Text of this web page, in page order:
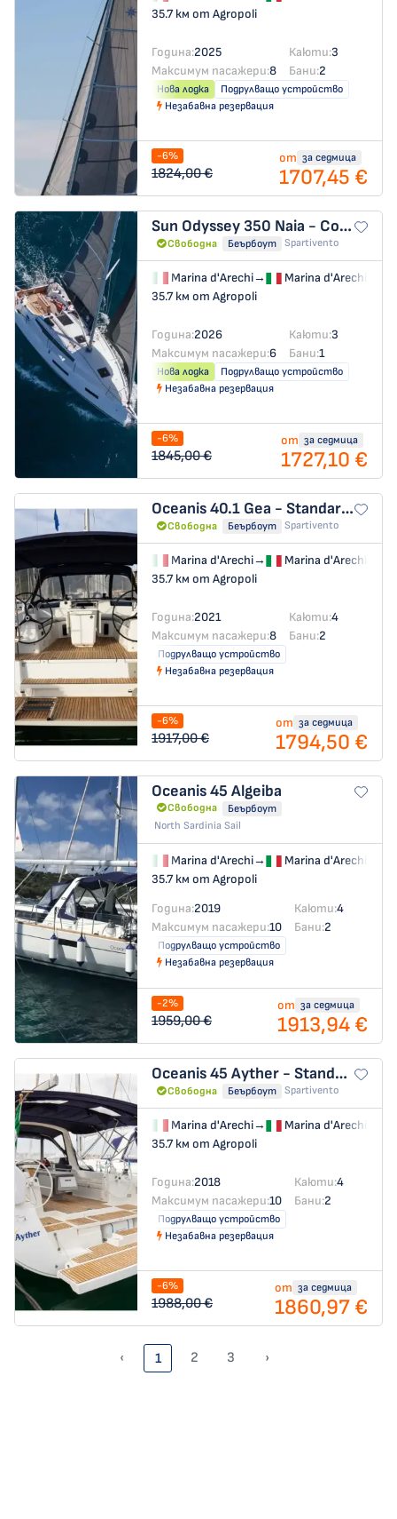
35.7 км от Agropoli
Година:2025 Каюти:3
Максимум пасажери:8 Бани:2
Нова лодка
Подрулващо устройство
Незабавна резервация
-6%
1824,00 €
от за седмица
1707,45 €
Sun Odyssey 350 Naia - Comfort line
Свободна Беърбоут Spartivento
Marina d'Arechi→
Marina d'Arechi
35.7 км от Agropoli
Година:2026 Каюти:3
Максимум пасажери:6 Бани:1
Нова лодка
Подрулващо устройство
Незабавна резервация
-6%
1845,00 €
от за седмица
1727,10 €
Oceanis 40.1 Gea - Standard Line
Свободна Беърбоут Spartivento
Marina d'Arechi→
Marina d'Arechi
35.7 км от Agropoli
Година:2021 Каюти:4
Максимум пасажери:8 Бани:2
Подрулващо устройство
Незабавна резервация
-6%
1917,00 €
от за седмица
1794,50 €
Oceanis 45 Algeiba
Свободна
Беърбоут
North Sardinia Sail
Marina d'Arechi→
Marina d'Arechi
35.7 км от Agropoli
Година:2019 Каюти:4
Максимум пасажери:10 Бани:2
Подрулващо устройство
Незабавна резервация
-2%
1959,00 €
от за седмица
1913,94 €
Oceanis 45 Ayther - Standard line
Свободна Беърбоут Spartivento
Marina d'Arechi→
Marina d'Arechi
35.7 км от Agropoli
Година:2018 Каюти:4
Максимум пасажери:10 Бани:2
Подрулващо устройство
Незабавна резервация
-6%
1988,00 €
от за седмица
1860,97 €
‹ 1 2 3 ›